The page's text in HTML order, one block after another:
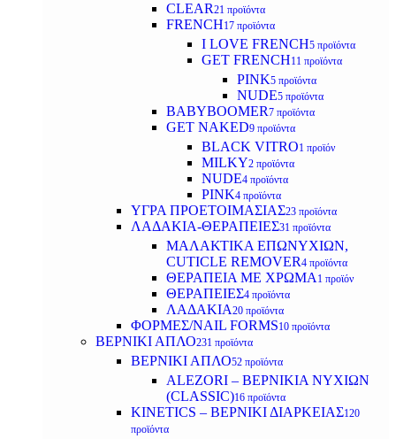
CLEAR21 προϊόντα
FRENCH17 προϊόντα
I LOVE FRENCH5 προϊόντα
GET FRENCH11 προϊόντα
PINK5 προϊόντα
NUDE5 προϊόντα
BABYBOOMER7 προϊόντα
GET NAKED9 προϊόντα
BLACK VITRO1 προϊόν
MILKY2 προϊόντα
NUDE4 προϊόντα
PINK4 προϊόντα
ΥΓΡΑ ΠΡΟΕΤΟΙΜΑΣΙΑΣ23 προϊόντα
ΛΑΔΑΚΙΑ-ΘΕΡΑΠΕΙΕΣ31 προϊόντα
ΜΑΛΑΚΤΙΚΑ ΕΠΩΝΥΧΙΩΝ,
CUTICLE REMOVER4 προϊόντα
ΘΕΡΑΠΕΙΑ ΜΕ ΧΡΩΜΑ 1 προϊόν
ΘΕΡΑΠΕΙΕΣ4 προϊόντα
ΛΑΔΑΚΙΑ20 προϊόντα
ΦΟΡΜΕΣ/NAIL FORMS10 προϊόντα
ΒΕΡΝΙΚΙ ΑΠΛΟ231 προϊόντα
ΒΕΡΝΙΚΙ ΑΠΛΟ52 προϊόντα
ALEZORI – ΒΕΡΝΙΚΙΑ ΝΥΧΙΩΝ
(CLASSIC)16 προϊόντα
KINETICS – ΒΕΡΝΙΚΙ ΔΙΑΡΚΕΙΑΣ120
προϊόντα